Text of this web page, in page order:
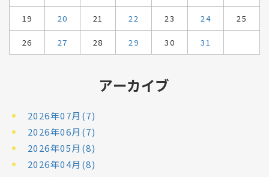
19 20 21 22 23 24 25
26 27 28 29 30 31
アーカイブ
2026年07月(7)
2026年06月(7)
2026年05月(8)
2026年04月(8)